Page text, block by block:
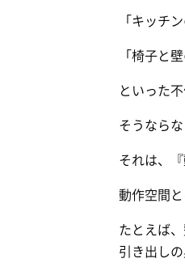
「キッチ
「椅子と
といった
そうなら
それは、『
動作空間
たとえば
引き出し